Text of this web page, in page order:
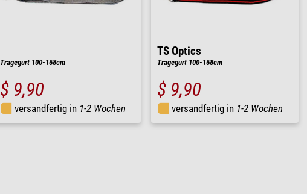
Tragegurt 100-168cm
$ 9,90
versandfertig in 1-2 Wochen
TS Optics
Tragegurt 100-168cm
$ 9,90
versandfertig in 1-2 Wochen